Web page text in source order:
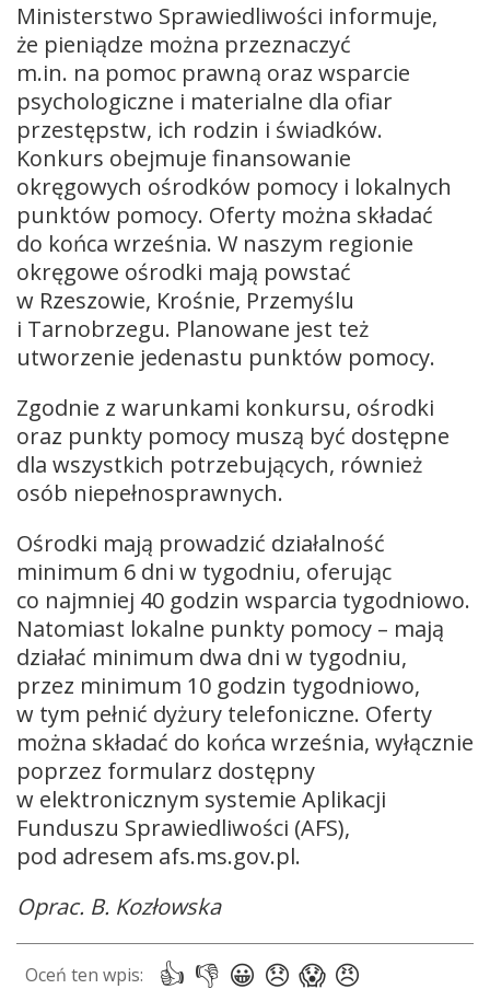
Ministerstwo Sprawiedliwości informuje,
że pieniądze można przeznaczyć
m.in. na pomoc prawną oraz wsparcie
psychologiczne i materialne dla ofiar
przestępstw, ich rodzin i świadków.
Konkurs obejmuje finansowanie
okręgowych ośrodków pomocy i lokalnych
punktów pomocy. Oferty można składać
do końca września. W naszym regionie
okręgowe ośrodki mają powstać
w Rzeszowie, Krośnie, Przemyślu
i Tarnobrzegu. Planowane jest też
utworzenie jedenastu punktów pomocy.
Zgodnie z warunkami konkursu, ośrodki
oraz punkty pomocy muszą być dostępne
dla wszystkich potrzebujących, również
osób niepełnosprawnych.
Ośrodki mają prowadzić działalność
minimum 6 dni w tygodniu, oferując
co najmniej 40 godzin wsparcia tygodniowo.
Natomiast lokalne punkty pomocy – mają
działać minimum dwa dni w tygodniu,
przez minimum 10 godzin tygodniowo,
w tym pełnić dyżury telefoniczne. Oferty
można składać do końca września, wyłącznie
poprzez formularz dostępny
w elektronicznym systemie Aplikacji
Funduszu Sprawiedliwości (AFS),
pod adresem afs.ms.gov.pl.
Oprac. B. Kozłowska